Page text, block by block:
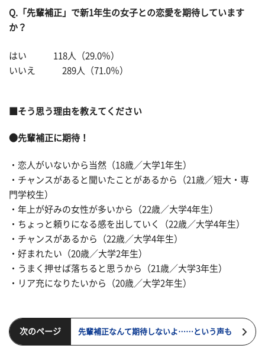
Q.「先輩補正」で新1年生の女子との恋愛を期待しています
か？
はい 118人（29.0％）
いいえ 289人（71.0％）
■そう思う理由を教えてください
●先輩補正に期待！
・恋人がいないから当然（18歳／大学1年生）
・チャンスがあると聞いたことがあるから（21歳／短大・専
門学校生）
・年上が好みの女性が多いから（22歳／大学4年生）
・ちょっと頼りになる感を出していく（22歳／大学4年生）
・チャンスがあるから（22歳／大学4年生）
・好まれたい（20歳／大学2年生）
・うまく押せば落ちると思うから（21歳／大学3年生）
・リア充になりたいから（20歳／大学2年生）
次のページ 先輩補正なんて期待しないよ……という声も